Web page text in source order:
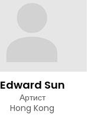
Edward Sun
Артист
Hong Kong